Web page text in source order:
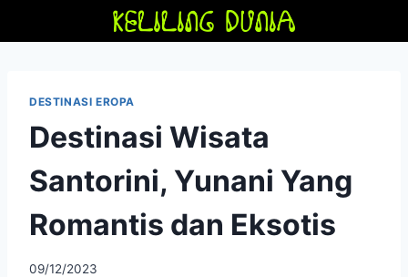
DESTINASI EROPA
Destinasi Wisata
Santorini, Yunani Yang
Romantis dan Eksotis
By
09/12/2023